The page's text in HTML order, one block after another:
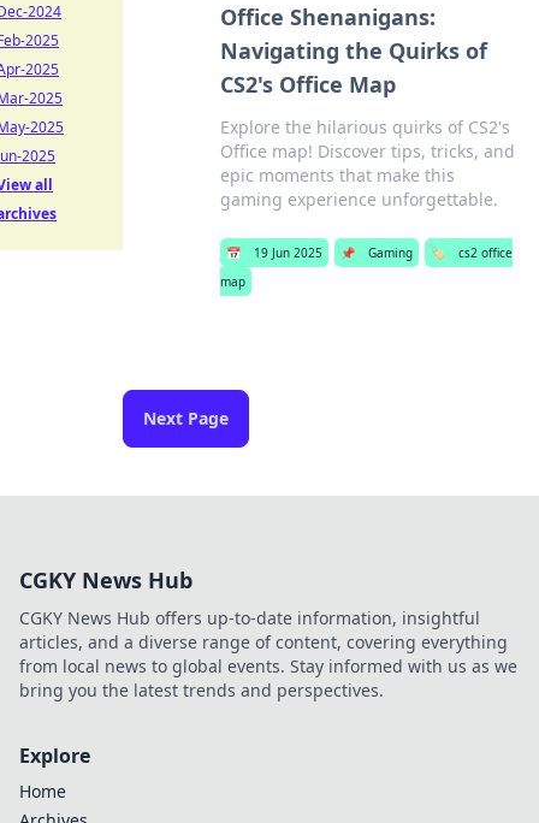
Office Shenanigans:
Navigating the Quirks of
CS2's Office Map
Explore the hilarious quirks of CS2's
Office map! Discover tips, tricks, and
epic moments that make this
gaming experience unforgettable.
📅 19 Jun 2025 📌 Gaming 🏷️
cs2 office
map
Next Page
2024
2025
2025
2025
2025
2025
all
CGKY News Hub
CGKY News Hub offers up-to-date information, insightful
articles, and a diverse range of content, covering everything
from local news to global events. Stay informed with us as we
bring you the latest trends and perspectives.
Explore
Home